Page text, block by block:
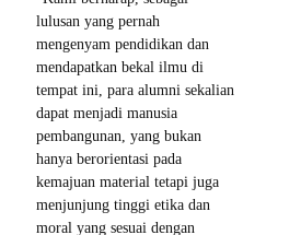
lulusan yang pernah
mengenyam pendidikan dan
mendapatkan bekal ilmu di
tempat ini, para alumni sekalian
dapat menjadi manusia
pembangunan, yang bukan
hanya berorientasi pada
kemajuan material tetapi juga
menjunjung tinggi etika dan
moral yang sesuai dengan